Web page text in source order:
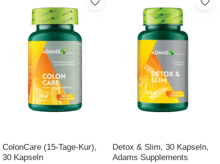
ColonCare (15-Tage-Kur),
30 Kapseln
Detox & Slim, 30 Kapseln,
Adams Supplements